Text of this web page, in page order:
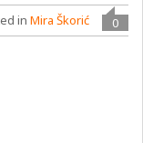
0
in Mira Škorić